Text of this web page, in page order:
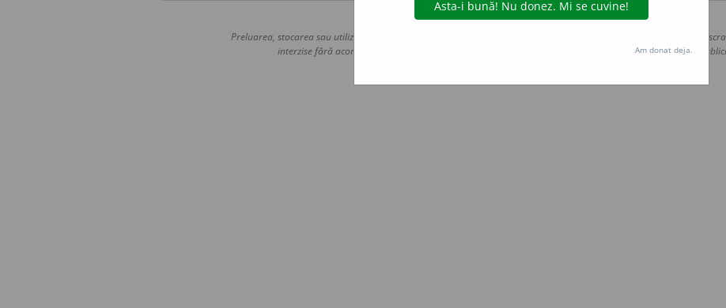
Copyright © 2004-2026 dexonline (https://dexonline.ro)
Preluarea, stocarea sau utilizarea datelor de pe acest site, inclusiv prin orice metode de extragere automată (web
interzise fără acordul nostru prealabil scris, cu excepția seturilor de date oferite oficial spre utilizare
Am donat deja.